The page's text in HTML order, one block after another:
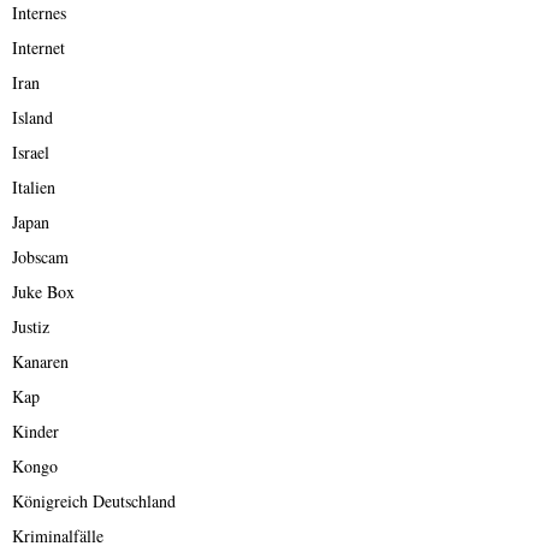
Internes
Internet
Iran
Island
Israel
Italien
Japan
Jobscam
Juke Box
Justiz
Kanaren
Kap
Kinder
Kongo
Königreich Deutschland
Kriminalfälle